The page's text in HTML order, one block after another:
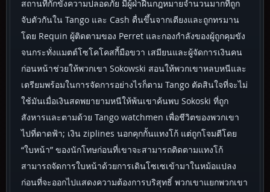
สถานที่กักขังความปลอดภัย มีผู้ฝ่าฝืนกฎหมายจำนวนมากที่ถูก
จับตัวกันใน Tango และ Cash ตื่นขึ้นจากเตียงและถูกทรมาน
โดย Requin ผู้ติดตามของ Perret และกองกำลังของผู้ถูกคุมขัง
จนกระทั่งแมตต์โซโคโคสกี้มือขวา เสมียนและผู้จัดการเงินคน
ก่อนหน้าช่วยให้พวกเขา Sokowski สอนให้พวกเขาหลบหนีและ
เตรียมพร้อมในการจัดการอย่างไรก็ตาม Tango ตัดสินใจที่จะไม่
ใช้มันเมื่อเงินสดพยายามหนีให้พ้นเขาค้นพบ Sokoski ที่ถูก
สังหารและตามด้วย Tango watchmen เพื่อชีวิตของพวกเขา
ไปที่ดาดฟ้า; เงิน ziplines นอกคุกกั้นแทงโก้ แต่ถูกโจมตีโดย
“ใบหน้า” ของนักโทษก่อนที่เขาจะสามารถติดตามแทงโก้
สามารถจัดการใบหน้าด้วยการเดินโซเซเข้ามาในหม้อแปลง
ก่อนที่จะออกไปแสดงความต้องการบริสุทธิ์ พวกเขาแยกพวกเขา